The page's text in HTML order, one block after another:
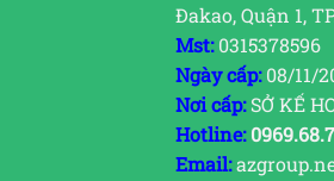
Đakao, Quận 1,
Mst:0315378596
Ngày cấp:08/11/
Nơi cấp:SỞ KẾ
Hotline:
Email: